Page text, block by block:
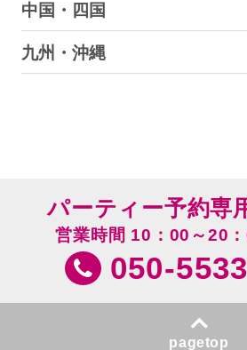
中国・四国
九州・沖縄
パーティー予約専
営業時間 10：00～20
050-
pagetop